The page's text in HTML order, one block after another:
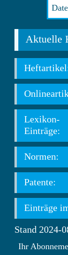
Aktuelle
Lexikon-
Einträge:
Normen:
Patente:
Einträge
Stand 2024-
Ihr